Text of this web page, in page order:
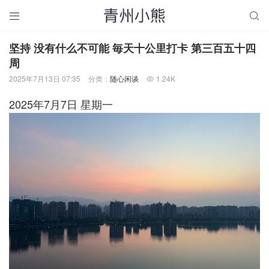
 
坚持 没有什么不可能 毎天十公里打卡 第三百五十四
周
2025年7月13日 07:35 分类： 随心闲谈  1.24K
2025年7月7日 星期一